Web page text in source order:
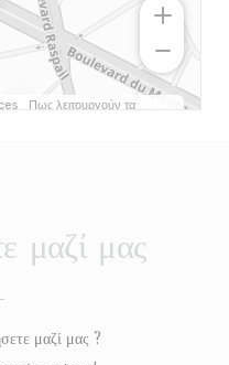
μαζί μας
μαζί μας ?